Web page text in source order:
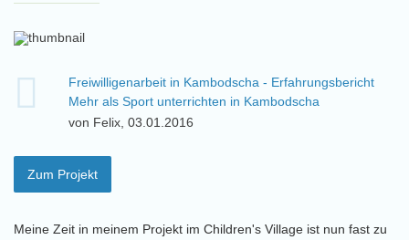
Freiwilligenarbeit in Kambodscha - Erfahrungsbericht
Mehr als Sport unterrichten in Kambodscha
von Felix, 03.01.2016
Zum Projekt
Meine Zeit in meinem Projekt im Children's Village ist nun fast zu